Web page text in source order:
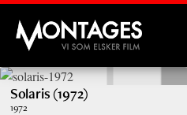
Montages
Solaris (1972)
1972